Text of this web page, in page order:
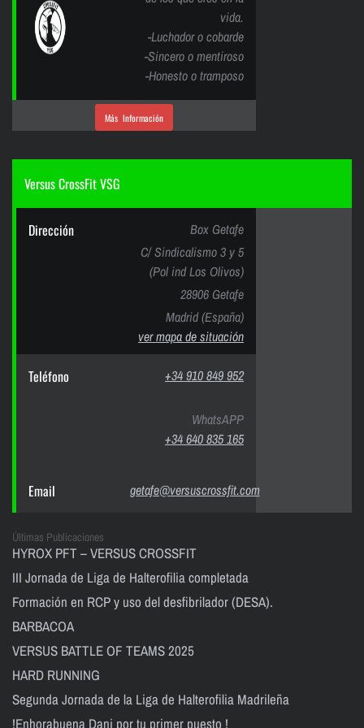
vida.
-Luchador o cobarde
-Sincero o mentiroso
-Honesto o tramposo
Más Información
Versus CrossFit VSG
Dirección
Box Getafe
C/ Sindicalismo 3 y 5
(Pol ind Los Olivos)
28906 Getafe
Madrid (España)
ver mapa de situación
Teléfono +34 910 849 952
WhatsAPP
+34 640 835 165
Email getafe@versuscrossfit.com
Últimas Publicaciones
HYROX PFT – VERSUS CROSSFIT
III Jornada de Liga de Halterofilia completada
Formación en RCP y uso del desfibrilador (DESA).
BARBACOA
VERSUS BATTLE OF TEAMS 2025
HARD RUNNING
Segunda Jornada de la Liga de Halterofilia Madrileña
!Enhorabuena Dani por tu primer puesto !